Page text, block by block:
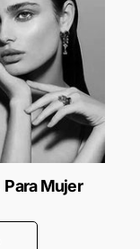
Mujer